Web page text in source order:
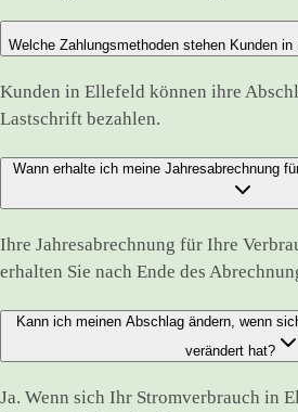
Welche Zahlungsmethoden stehen Kunden
Kunden in Ellefeld können ihre
Lastschrift bezahlen.
Wann erhalte ich meine Jahresabrechnung
Ihre Jahresabrechnung für Ihre
erhalten Sie nach Ende des
Kann ich meinen Abschlag ändern, wenn
verändert hat?
Ja. Wenn sich Ihr Stromverbrauch in